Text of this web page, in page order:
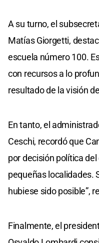
A su turno, el
Matías Giorgetti,
escuela número 100.
con recursos a lo
resultado de la visión
En tanto, el
Ceschi, recordó que
por decisión política
pequeñas localidades.
hubiese sido posible”,
Finalmente, el